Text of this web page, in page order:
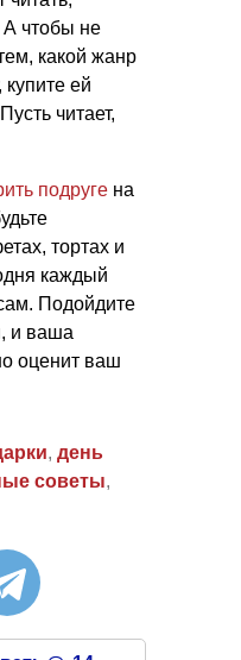
А чтобы не
какой жанр
купите ей
читает,
подруге на
тортах и
каждый
Подойдите
и ваша
оценит ваш
, день
советы,